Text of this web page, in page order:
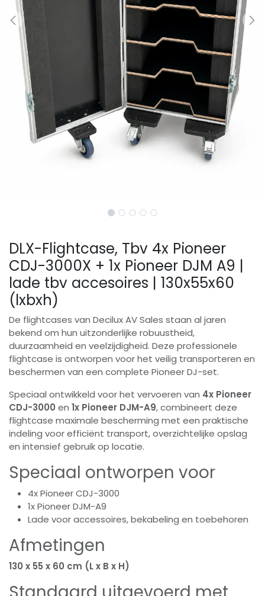
DLX-Flightcase, Tbv 4x Pioneer
CDJ-3000X + 1x Pioneer DJM A9 |
lade tbv accesoires | 130x55x60
(lxbxh)
De flightcases van Decilux AV Sales staan al jaren
bekend om hun uitzonderlijke robuustheid,
duurzaamheid en veelzijdigheid. Deze professionele
flightcase is ontworpen voor het veilig transporteren en
beschermen van een complete Pioneer DJ-set.
Speciaal ontwikkeld voor het vervoeren van 4x Pioneer
CDJ-3000 en 1x Pioneer DJM-A9, combineert deze
flightcase maximale bescherming met een praktische
indeling voor efficiënt transport, overzichtelijke opslag
en intensief gebruik op locatie.
Speciaal ontworpen voor
4x Pioneer CDJ-3000
1x Pioneer DJM-A9
Lade voor accessoires, bekabeling en toebehoren
Afmetingen
130 x 55 x 60 cm (L x B x H)